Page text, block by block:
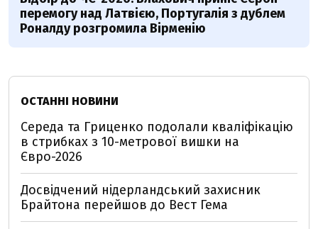
перемогу над Латвією, Португалія з дублем
Роналду розгромила Вірменію
ОСТАННІ НОВИНИ
Середа та Гриценко подолали кваліфікацію
в стрибках з 10-метрової вишки на
Євро-2026
Досвідчений нідерландський захисник
Брайтона перейшов до Вест Гема